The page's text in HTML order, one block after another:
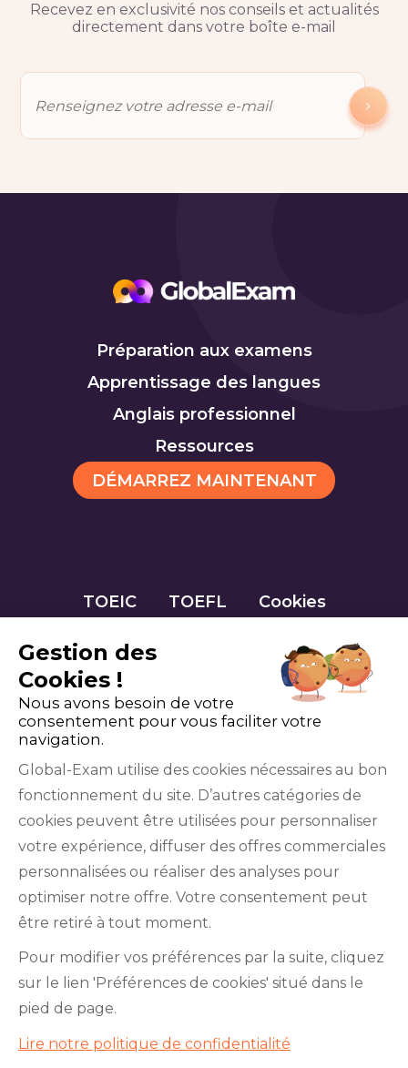
Recevez en exclusivité nos conseils et actualités
directement dans votre boîte e-mail
Préparation aux examens
Apprentissage des langues
Anglais professionnel
Ressources
DÉMARREZ MAINTENANT
TOEIC TOEFL Cookies
YouTube
institutions qui gèrent les examens officiels du
BRIGHT English, de l’IELTS, du TOEFL ITP®, des
Cambridge B2 First et C1 Advanced, du TOEIC
Gestion des
Cookies !
Nous avons besoin de votre
consentement pour vous faciliter votre
navigation.
Global-Exam utilise des cookies nécessaires au bon
fonctionnement du site. D’autres catégories de
cookies peuvent être utilisées pour personnaliser
votre expérience, diffuser des offres commerciales
personnalisées ou réaliser des analyses pour
optimiser notre offre. Votre consentement peut
être retiré à tout moment.
Pour modifier vos préférences par la suite, cliquez
sur le lien 'Préférences de cookies' situé dans le
pied de page.
Lire notre politique de confidentialité